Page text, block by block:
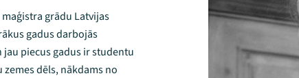
grādu Latvijas
gadus darbojās
piecus gadus ir studentu
dēls, nākdams no